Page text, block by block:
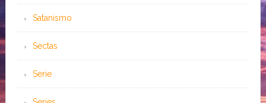
Satanismo
Sectas
Serie